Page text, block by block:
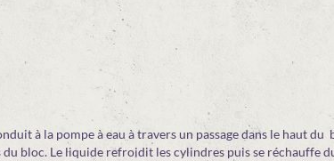
à la pompe à eau à travers un passage dans le haut du
bloc. Le liquide refroidit les cylindres puis se réchauffe